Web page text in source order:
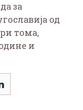
за
од
тома,
и